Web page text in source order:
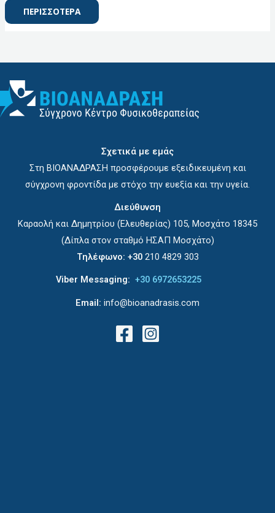
ΠΕΡΙΣΣΟΤΕΡΑ
Σχετικά με εμάς
Στη ΒΙΟΑΝΑΔΡΑΣΗ προσφέρουμε εξειδικευμένη και
σύγχρονη φροντίδα με στόχο την ευεξία και την υγεία.
Διεύθυνση
Καραολή και Δημητρίου (Ελευθερίας) 105, Μοσχάτο 18345
(Δίπλα στον σταθμό ΗΣΑΠ Μοσχάτο)
Τηλέφωνο: +30210 4829 303
Viber Messaging: +30 6972653225
Email: info@bioanadrasis.com